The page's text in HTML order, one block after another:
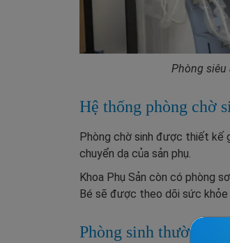
Phòng siêu
Hệ thống phòng chờ
Phòng chờ sinh được thiết kế
chuyển dạ của sản phụ.
Khoa Phụ Sản còn có phòng
Bé sẽ được theo dõi sức khỏe
Phòng sinh thường